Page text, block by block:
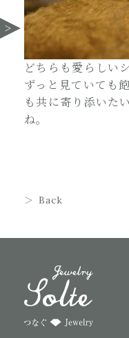
どちらも愛らしい
ずっと見ていても
も共に寄り添いた
ね。
Back